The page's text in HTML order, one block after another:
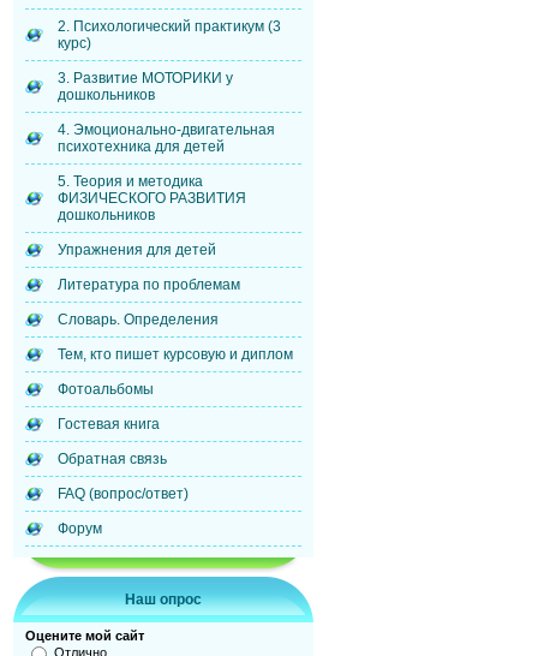
2. Психологический практикум (3
курс)
3. Развитие МОТОРИКИ у
дошкольников
4. Эмоционально-двигательная
психотехника для детей
5. Теория и методика
ФИЗИЧЕСКОГО РАЗВИТИЯ
дошкольников
Упражнения для детей
Литература по проблемам
Словарь. Определения
Тем, кто пишет курсовую и диплом
Фотоальбомы
Гостевая книга
Обратная связь
FAQ (вопрос/ответ)
Форум
Наш опрос
Оцените мой сайт
Отлично